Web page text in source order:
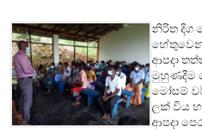
නිරිත දිග
හේතුවෙන්
ආපදා
මුහුණදීම
මෝසම්
ලක් විය
ආපදා